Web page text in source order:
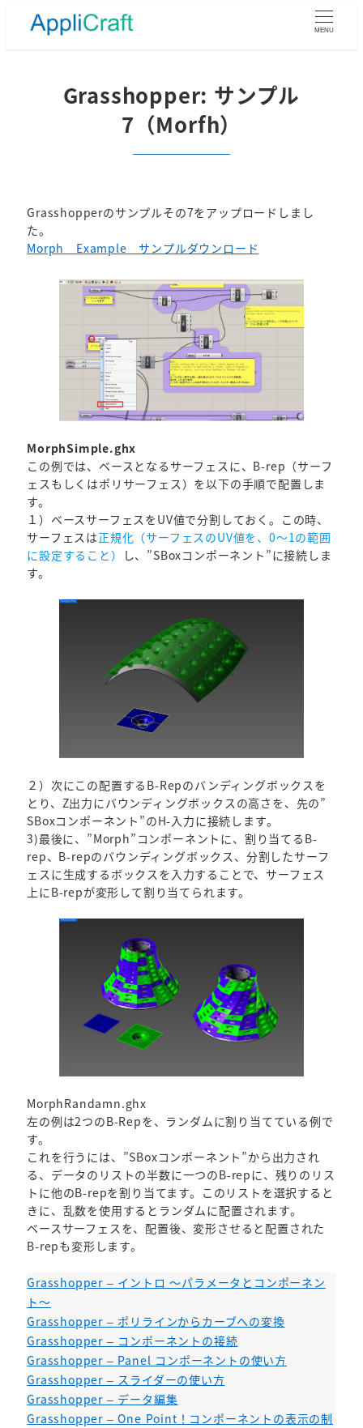
MENU
Grasshopper: サンプル
7（Morfh）
Grasshopperのサンプルその7をアップロードしまし
た。
Morph Example サンプルダウンロード
MorphSimple.ghx
この例では、ベースとなるサーフェスに、B-rep（サーフ
ェスもしくはポリサーフェス）を以下の手順で配置しま
す。
１）ベースサーフェスをUV値で分割しておく。この時、
サーフェスは正規化（サーフェスのUV値を、0～1の範囲
に設定すること）
し、”SBoxコンポーネント”に接続しま
す。
２）次にこの配置するB-Repのバンディングボックスを
とり、Z出力にバウンディングボックスの高さを、先の”
SBoxコンポーネント”のH-入力に接続します。
3)最後に、”Morph”コンポーネントに、割り当てるB-
rep、B-repのバウンディングボックス、分割したサーフ
ェスに生成するボックスを入力することで、サーフェス
上にB-repが変形して割り当てられます。
MorphRandamn.ghx
左の例は2つのB-Repを、ランダムに割り当てている例で
す。
これを行うには、”SBoxコンポーネント”から出力され
る、データのリストの半数に一つのB-repに、残りのリス
トに他のB-repを割り当てます。このリストを選択すると
きに、乱数を使用するとランダムに配置されます。
ベースサーフェスを、配置後、変形させると配置された
B-repも変形します。
Grasshopper – イントロ ～パラメータとコンポーネン
ト～
Grasshopper – ポリラインからカーブへの変換
Grasshopper – コンポーネントの接続
Grasshopper – Panel コンポーネントの使い方
Grasshopper – スライダーの使い方
Grasshopper – データ編集
Grasshopper – One Point！コンポーネントの表示の制